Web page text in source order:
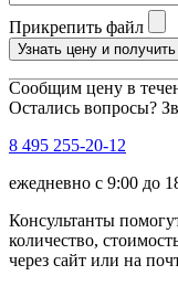
Прикрепить файл
Узнать цену и
Сообщим цену в
Остались вопросы?
8 495 255-20-12
ежедневно с 9:00 до
Консультанты
количество,
через сайт или на